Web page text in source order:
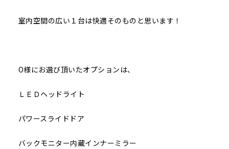
室内空間の広い１台は快適そのものと思います！
O様にお選び頂いたオプションは、
ＬＥＤヘッドライト
パワースライドドア
バックモニター内蔵インナーミラー